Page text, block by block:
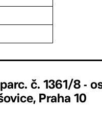
č. 1361/8 -
Praha 10